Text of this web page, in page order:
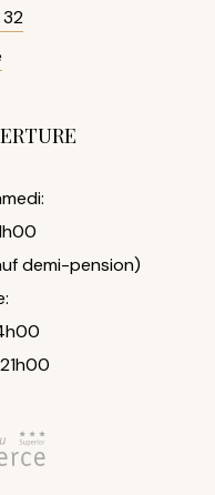
demi-pension)